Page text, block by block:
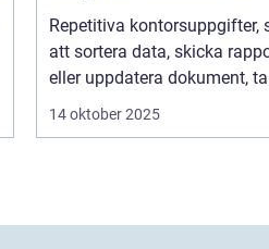
programvara
Repetitiva kontorsuppgifter,
att sortera data, skicka
eller uppdatera dokument,
14 oktober 2025